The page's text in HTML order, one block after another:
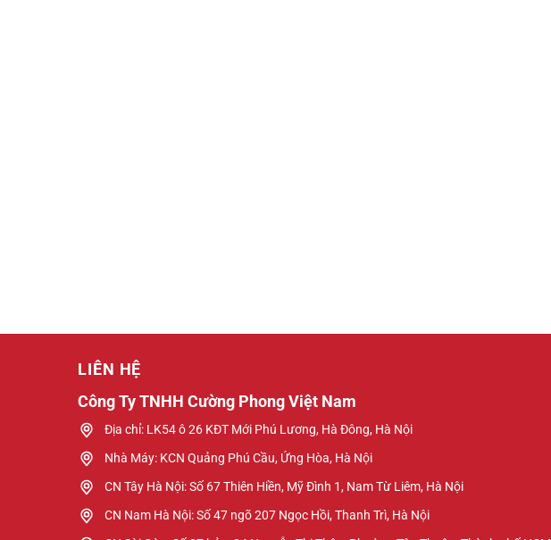
LIÊN HỆ
Công Ty TNHH Cường Phong Việt Nam
Địa chỉ: LK54 ô 26 KĐT Mới Phú Lương, Hà Đông, Hà Nội
Nhà Máy: KCN Quảng Phú Cầu, Ứng Hòa, Hà Nội
CN Tây Hà Nội: Số 67 Thiên Hiền, Mỹ Đình 1, Nam Từ Liêm, Hà Nội
CN Nam Hà Nội: Số 47 ngõ 207 Ngọc Hồi, Thanh Trì, Hà Nội